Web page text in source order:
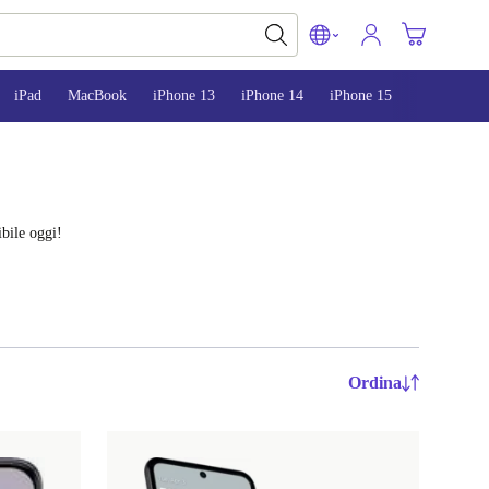
iPad MacBook iPhone 13 iPhone 14 iPhone 15
oggi!
Ordina